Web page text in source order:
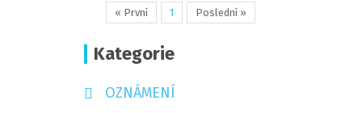
« První 1 Poslední »
Kategorie
OZNÁMENÍ